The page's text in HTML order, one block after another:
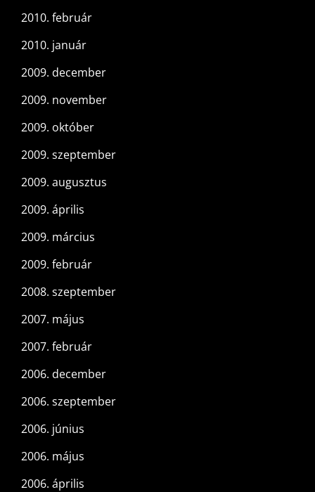
2010. február
2010. január
2009. december
2009. november
2009. október
2009. szeptember
2009. augusztus
2009. április
2009. március
2009. február
2008. szeptember
2007. május
2007. február
2006. december
2006. szeptember
2006. június
2006. május
2006. április